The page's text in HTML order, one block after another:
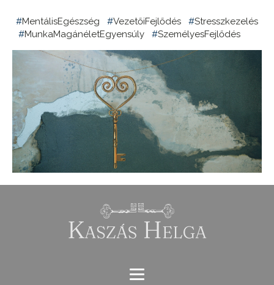
#MentálisEgészség#VezetőiFejlődés#Stresszkezelés
#MunkaMagánéletEgyensúly#SzemélyesFejlődés